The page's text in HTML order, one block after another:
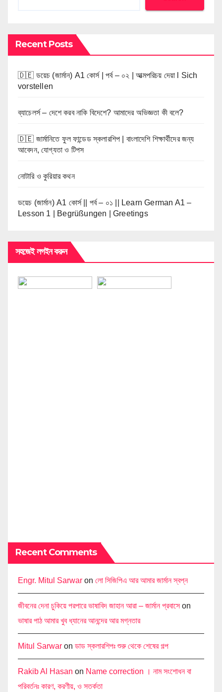
Recent Posts
🇩🇪 ডয়েচ (জার্মান) A1 কোর্স | পর্ব – ০২ | আত্মপরিচয় দেয়া l Sich
vorstellen
ব্যাচেলর্স – দেশে করব নাকি বিদেশে? আমাদের অভিজ্ঞতা কী বলে?
🇩🇪 জার্মানিতে ফুল ফান্ডেড স্কলারশিপ | বাংলাদেশি শিক্ষার্থীদের জন্য
আবেদন, যোগ্যতা ও টিপস
নোটারি ও কুরিয়ার কথন
ডয়েচ (জার্মান) A1 কোর্স || পর্ব – ০১ || Learn German A1 –
Lesson 1 | Begrüßungen | Greetings
সহজেই লগইন করুন
Recent Comments
Engr. Mitul Sarwar on লো সিজিপিএ আর আমার জার্মান স্বপ্ন
জীবনের দেনা চুকিয়ে পরপারে ভাষাবিদ জাহান আরা – জার্মান প্রবাসেon
ভাষার পাঠ আমার খুব ধ্যানের আনন্দের আর মগ্নতার
Mitul Sarwar on ডাড স্কলারশিপঃ শুরু থেকে শেষের গল্প
Rakib Al Hasan on Name correction । নাম সংশোধন বা
পরিবর্তনঃ কারণ, করণীয়, ও সতর্কতা